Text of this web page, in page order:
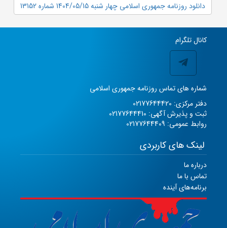
دانلود روزنامه جمهوری اسلامی چهار شنبه 1404/05/15 شماره 13152
کانال تلگرام
شماره های تماس روزنامه جمهوری اسلامی
دفتر مرکزی: 02177644420
ثبت و پذیرش آگهی: 02177644410
روابط عمومی: 02177644409
لینک های کاربردی
درباره ما
تماس با ما
برنامه‌های آینده